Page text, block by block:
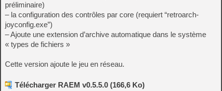
préliminaire)
– la configuration des contrôles par core (requiert “retroarch-
joyconfig.exe”)
– Ajoute une extension d’archive automatique dans le système
« types de fichiers »
Cette version ajoute le jeu en réseau.
Télécharger RAEM v0.5.5.0 (166,6 Ko)